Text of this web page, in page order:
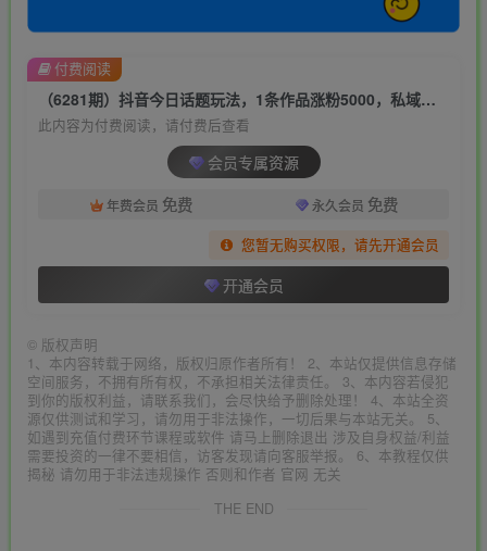
（6281期）抖音今日话题玩法，1条作品涨粉5000，私域高利润单品转化 一部手机日入500
此内容为付费阅读，请付费后查看
会员专属资源
年费会员 免费 永久会员 免费
您暂无购买权限，请先开通会员
开通会员
付费阅读
© 版权声明
1、本内容转载于网络，版权归原作者所有！ 2、本站仅提供信息存储
空间服务，不拥有所有权，不承担相关法律责任。 3、本内容若侵犯
到你的版权利益，请联系我们，会尽快给予删除处理！ 4、本站全资
源仅供测试和学习，请勿用于非法操作，一切后果与本站无关。 5、
如遇到充值付费环节课程或软件 请马上删除退出 涉及自身权益/利益
需要投资的一律不要相信，访客发现请向客服举报。 6、本教程仅供
揭秘 请勿用于非法违规操作 否则和作者 官网 无关
THE END